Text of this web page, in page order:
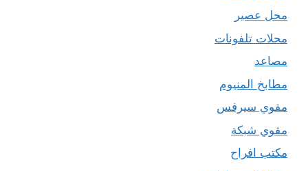
محل عصير
محلات تلفونات
مصاعد
مطابخ المنيوم
مقوي سيرفس
مقوي شبكة
مكتب افراح